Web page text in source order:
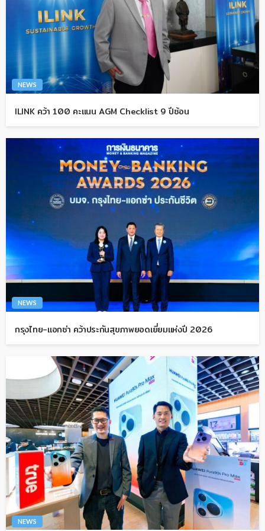
NEWS
ILINK คว้า 100 คะแนน AGM Checklist 9 ปีซ้อน
NEWS
กรุงไทย-แอกซ่า คว้าประกันสุขภาพยอดเยี่ยมแห่งปี 2026
NEWS